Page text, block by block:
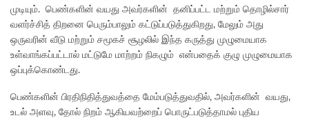
முடியும். பெண்களின் வயது அவர்களின் தனிப்பட்ட மற்றும் தொழில்சார்
வளர்ச்சித் திறனை பெரும்பாலும் கட்டுப்படுத்துகிறது, மேலும் அது
ஒருவரின் வீடு மற்றும் சமூகச் சூழலில் இந்த கருத்து முழுமையாக
உள்வாங்கப்பட்டால் மட்டுமே மாற்றம் நிகழும் என்பதைக் குழு முழுமையாக
ஒப்புக்கொண்டது.
பெண்களின் பிரதிநிதித்துவத்தை மேம்படுத்துவதில், அவர்களின் வயது,
உடல் அளவு, தோல் நிறம் ஆகியவற்றைப் பொருட்படுத்தாமல் புதிய